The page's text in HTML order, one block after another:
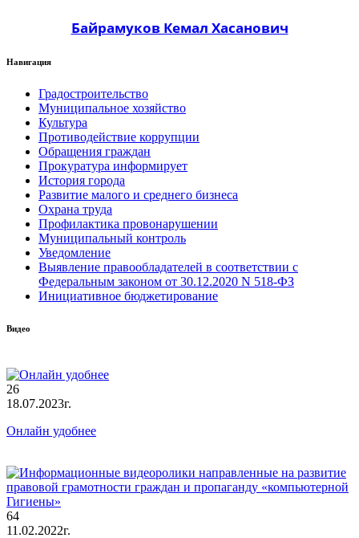
Байрамуков Кемал Хасанович
Навигация
Градостроительство
Муниципальное хозяйство
Культура
Противодействие коррупции
Обращения граждан
Прокуратура информирует
История города
Развитие малого и среднего бизнеса
Охрана труда
Профилактика провонарушении
Муниципальный контроль
Уведомление
Выявление правообладателей в соответствии с
Федеральным законом от 30.12.2020 N 518-ФЗ
Инициативное бюджетирование
Видео
26
18.07.2023г.
Онлайн удобнее
64
11.02.2022г.